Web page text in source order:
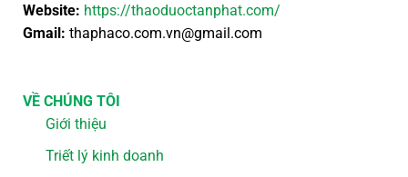
Website: https://thaoduoctanphat.com/
Gmail: thaphaco.com.vn@gmail.com
VỀ CHÚNG TÔI
Giới thiệu
Triết lý kinh doanh